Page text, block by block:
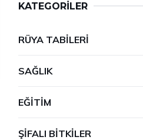
KATEGORILER
RÜYA TABILERI
SAĞLIK
EĞITIM
ŞIFALI BITKILER